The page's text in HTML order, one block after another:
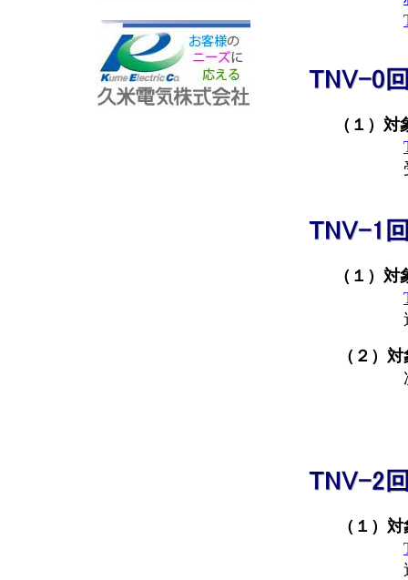
（１）
受けな
（１）
過電圧
（２）対
次の全
（１）
過電圧